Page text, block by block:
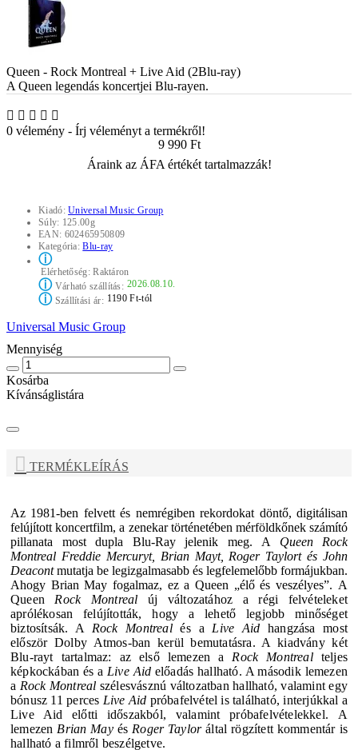
Queen - Rock Montreal + Live Aid (2Blu-ray)
A Queen legendás koncertjei Blu-rayen.
0 vélemény - Írj véleményt a termékről!
9 990 Ft
Áraink az ÁFA értékét tartalmazzák!
Kiadó:Universal Music Group
Súly: 125.00g
EAN: 602465950809
Kategória:Blu-ray
ⓘ
Elérhetőség:Raktáron
ⓘVárható szállítás: 2026.08.10.
ⓘSzállítási ár: 1190 Ft-tól
Universal Music Group
Mennyiség
Kosárba
Kívánságlistára
TERMÉKLEÍRÁS
Az 1981-ben felvett és nemrégiben rekordokat döntő, digitálisan
felújított koncertfilm, a zenekar történetében mérföldkőnek számító
pillanata most dupla Blu-Ray jelenik meg. A Queen Rock
Montreal Freddie Mercuryt, Brian Mayt, Roger Taylort és John
Deacontmutatja be legizgalmasabb és legfelemelőbb formájukban.
Ahogy Brian May fogalmaz, ez aQueen „élő és veszélyes”. A
Queen
Rock Montreal új változatához a régi felvételeket
aprólékosan felújították, hogy a lehető legjobb minőséget
biztosítsák. A Rock Montrealés a Live Aid hangzása most
először Dolby Atmos-ban kerül bemutatásra. A kiadványkét
Blu-rayt tartalmaz: az első lemezen a Rock Montreal teljes
képkockában és a Live Aid előadás hallható. A második lemezen
a Rock Montreal szélesvásznú változatban hallható, valamint egy
bónusz 11 perces Live Aid próbafelvétel is található, interjúkkal a
Live Aid előtti időszakból, valamint próbafelvételekkel. A
lemezen Brian Mayés Roger Tayloráltal rögzített kommentár is
hallható a filmről beszélgetve.